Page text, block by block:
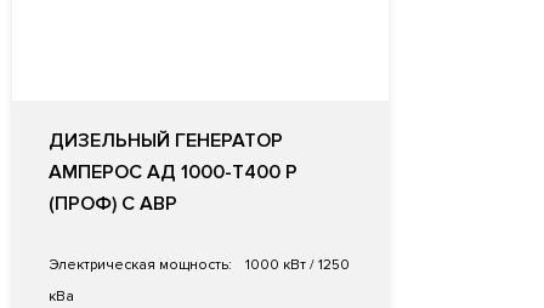
ДИЗЕЛЬНЫЙ ГЕНЕРАТОР
АМПЕРОС АД 1000-Т400 P
(ПРОФ) С АВР
Электрическая мощность:
1000 кВт / 1250
кВа